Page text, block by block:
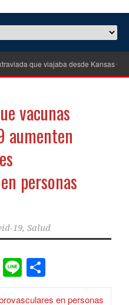
que viajaba desde Kansas City
vacunas
aumenten
personas
19, Salud
Pinterest
Line